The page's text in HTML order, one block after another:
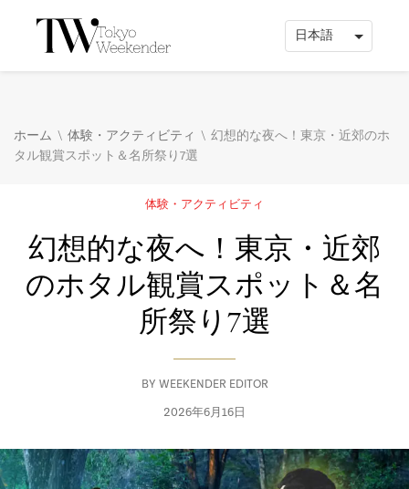
ホーム \ 体験・アクティビティ \ 幻想的な夜へ！東京・近郊のホ
タル観賞スポット＆名所祭り7選
体験・アクティビティ
幻想的な夜へ！東京・近郊
のホタル観賞スポット＆名
所祭り7選
BY WEEKENDER EDITOR
2026年6月16日